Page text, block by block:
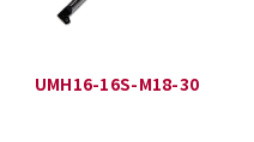
UMH16-16S-M18-30